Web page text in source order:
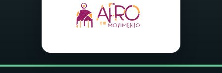
PROGRAMAS
PODCASTS